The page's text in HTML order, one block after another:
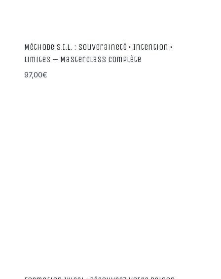
Méthode S.I.L. : Souveraineté • Intention •
Limites — Masterclass complète
97,00€